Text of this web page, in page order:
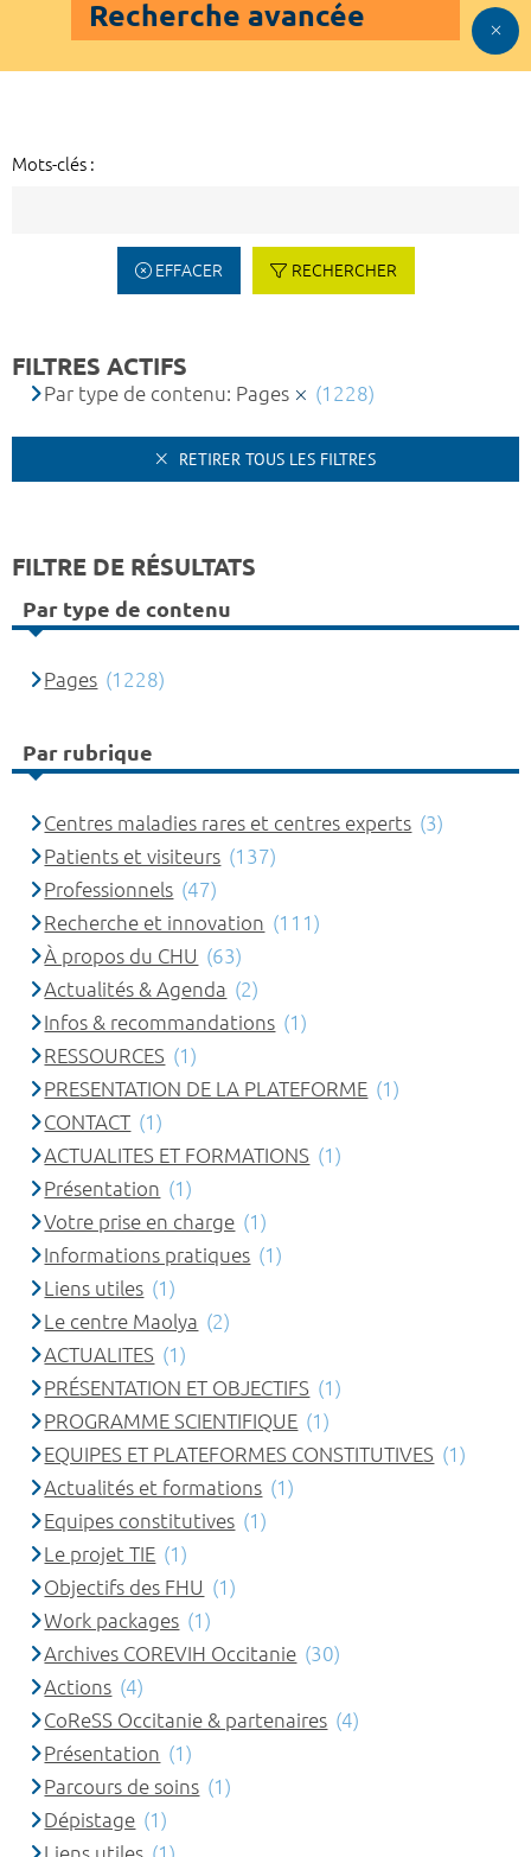
Recherche avancée
Mots-clés :
EFFACER RECHERCHER
FILTRES ACTIFS
Par type de contenu: Pages (1228)
RETIRER TOUS LES FILTRES
FILTRE DE RÉSULTATS
Par type de contenu
Pages (1228)
Par rubrique
Centres maladies rares et centres experts (3)
Patients et visiteurs (137)
Professionnels (47)
Recherche et innovation (111)
À propos du CHU (63)
Actualités & Agenda (2)
Infos & recommandations (1)
RESSOURCES (1)
PRESENTATION DE LA PLATEFORME (1)
CONTACT (1)
ACTUALITES ET FORMATIONS (1)
Présentation (1)
Votre prise en charge (1)
Informations pratiques (1)
Liens utiles (1)
Le centre Maolya (2)
ACTUALITES (1)
PRÉSENTATION ET OBJECTIFS (1)
PROGRAMME SCIENTIFIQUE (1)
EQUIPES ET PLATEFORMES CONSTITUTIVES (1)
Actualités et formations (1)
Equipes constitutives (1)
Le projet TIE (1)
Objectifs des FHU (1)
Work packages (1)
Archives COREVIH Occitanie (30)
Actions (4)
CoReSS Occitanie & partenaires (4)
Présentation (1)
Parcours de soins (1)
Dépistage (1)